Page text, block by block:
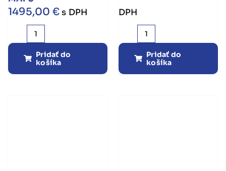
1495,00 € s DPH
množstvo
Hybridný
3F
menič
Pridať do
košíka
bola:
800,00 €.
DPH
množstvo
Huawei
22
kW
Pridať do
košíka